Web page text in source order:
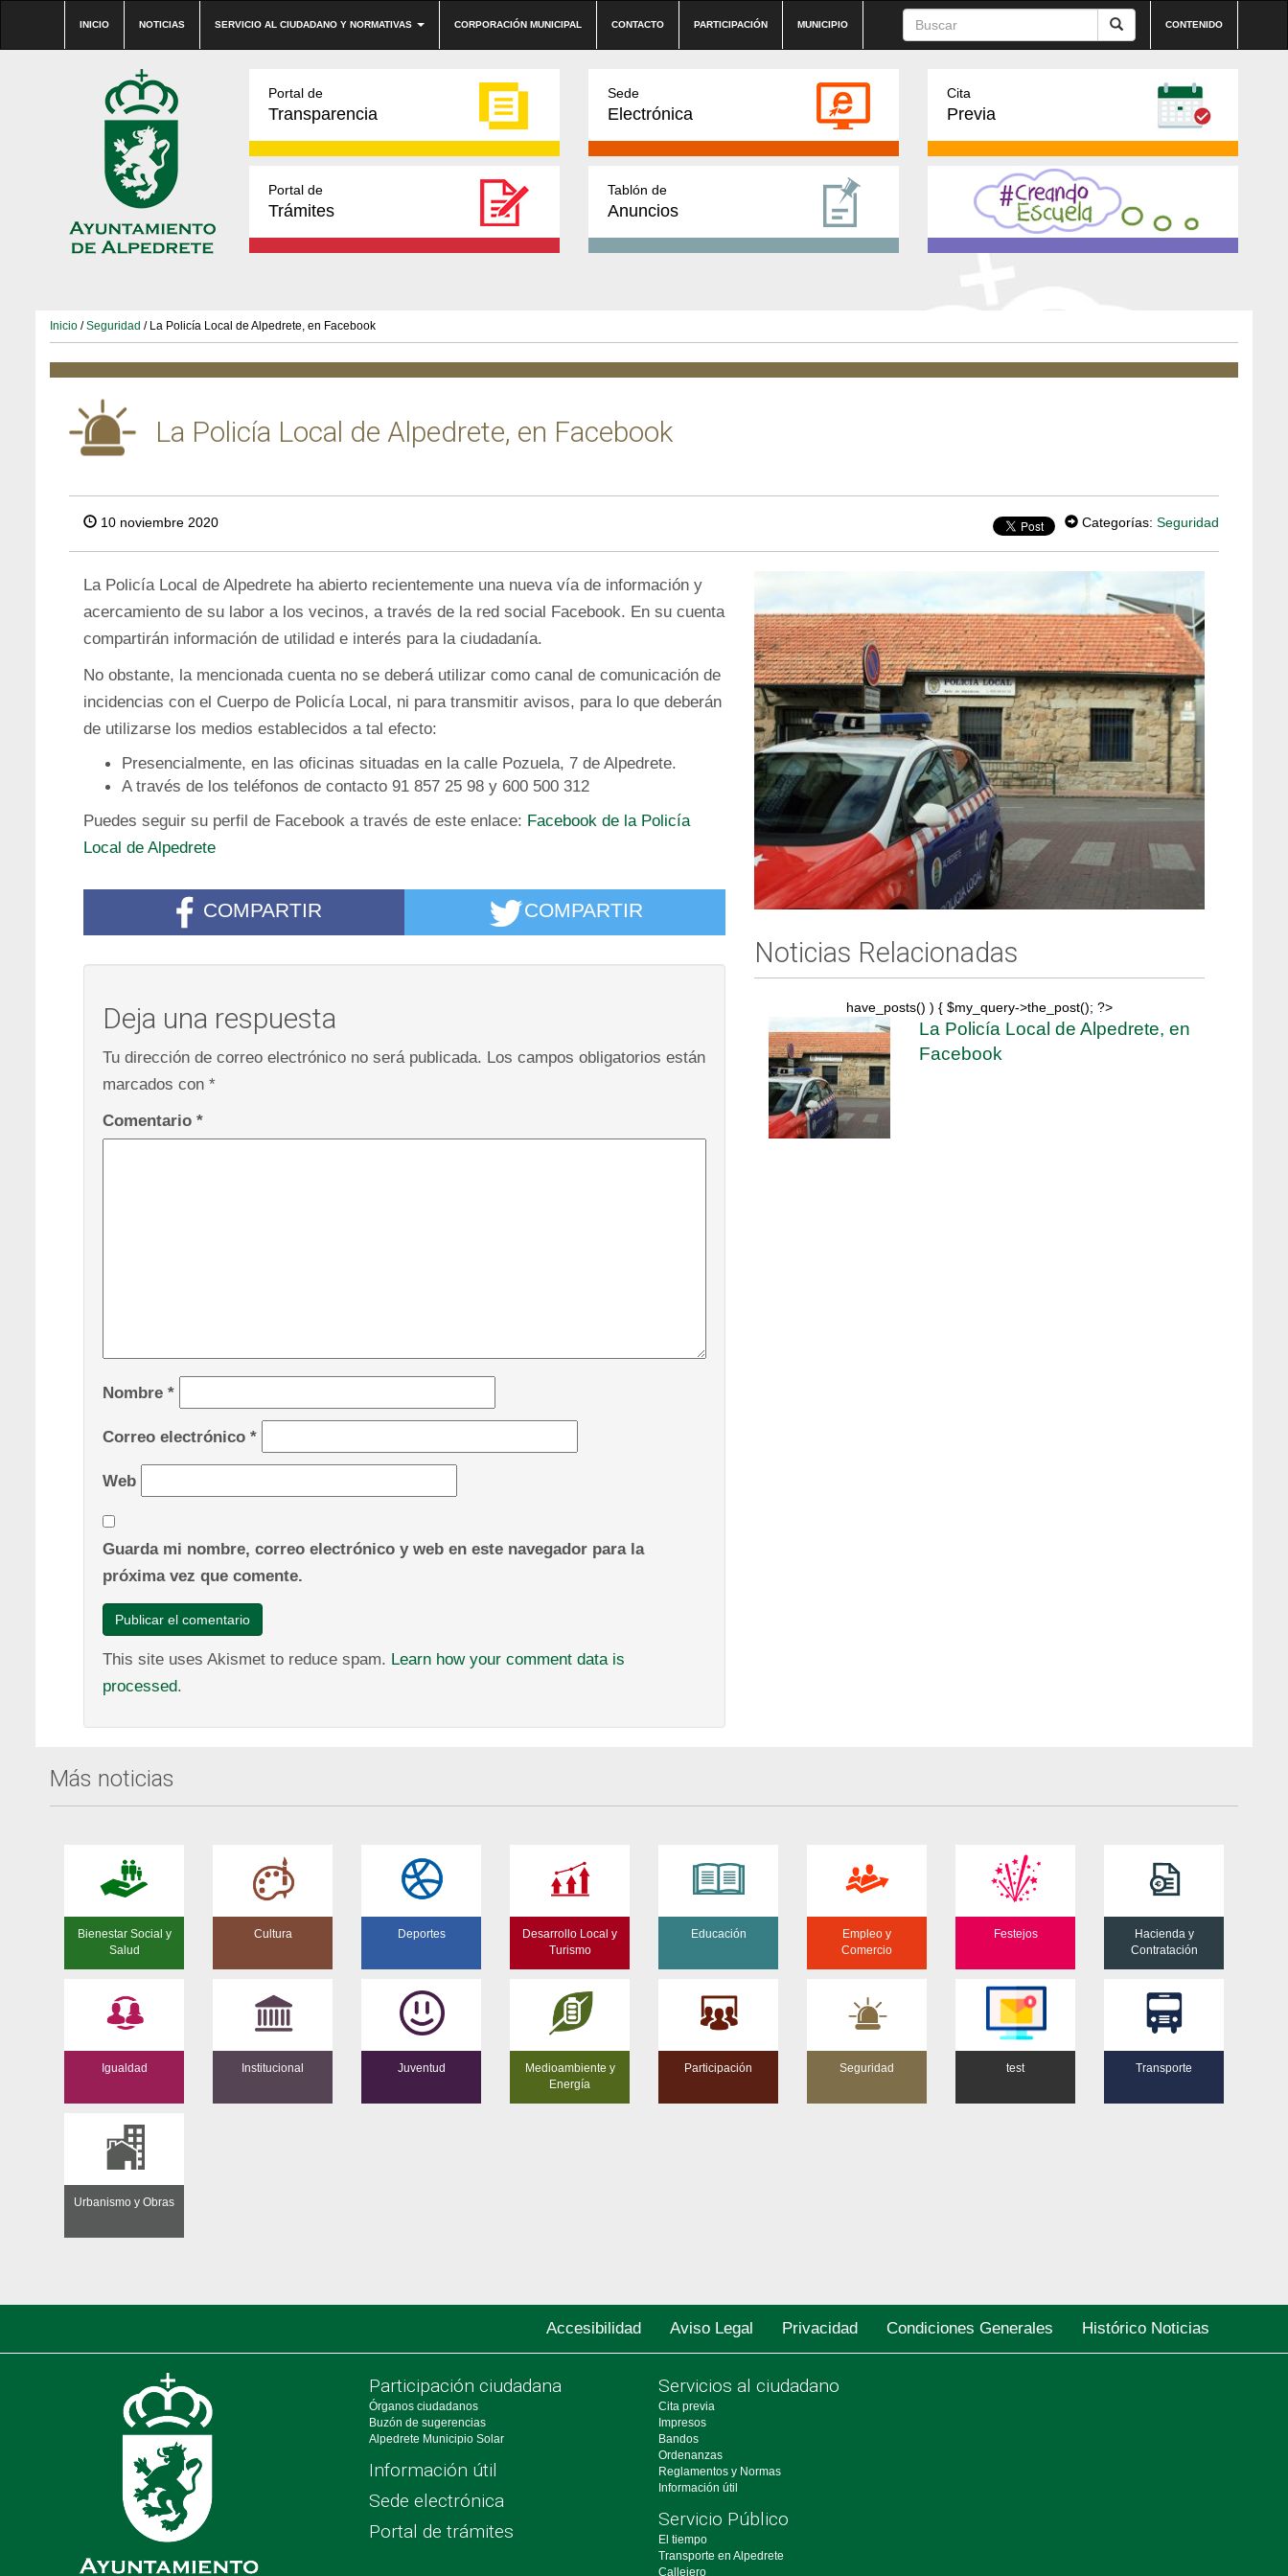
INICIO NOTICIAS SERVICIO AL CIUDADANO Y NORMATIVAS CORPORACIÓN MUNICIPAL CONTACTO PARTICIPACIÓN MUNICIPIO CONTENIDO
Portal de
Transparencia
Sede
Electrónica
Cita
Previa
Portal de
Trámites
Tablón de
Anuncios
Inicio /Seguridad / La Policía Local de Alpedrete, en Facebook
La Policía Local de Alpedrete, en Facebook
10 noviembre 2020 Categorías: Seguridad
La Policía Local de Alpedrete ha abierto recientemente una nueva vía de información y
acercamiento de su labor a los vecinos, a través de la red social Facebook. En su cuenta
compartirán información de utilidad e interés para la ciudadanía.
No obstante, la mencionada cuenta no se deberá utilizar como canal de comunicación de
incidencias con el Cuerpo de Policía Local, ni para transmitir avisos, para lo que deberán
de utilizarse los medios establecidos a tal efecto:
Presencialmente, en las oficinas situadas en la calle Pozuela, 7 de Alpedrete.
A través de los teléfonos de contacto 91 857 25 98 y 600 500 312
Puedes seguir su perfil de Facebook a través de este enlace: Facebook de la Policía
Local de Alpedrete
COMPARTIR COMPARTIR
Deja una respuesta
Tu dirección de correo electrónico no será publicada. Los campos obligatorios están
marcados con *
Comentario *
Nombre *
Correo electrónico *
Web
Guarda mi nombre, correo electrónico y web en este navegador para la
próxima vez que comente.
This site uses Akismet to reduce spam. Learn how your comment data is
processed.
Noticias Relacionadas
have_posts() ) { $my_query->the_post(); ?>
La Policía Local de Alpedrete, en
Facebook
Más noticias
Bienestar Social y
Salud
Cultura Deportes
Desarrollo Local y
Turismo
Educación
Empleo y
Comercio
Festejos
Hacienda y
Contratación
Igualdad Institucional Juventud
Medioambiente y
Energía
Participación Seguridad test Transporte
Urbanismo y Obras
Accesibilidad Aviso Legal Privacidad Condiciones Generales Histórico Noticias
Participación ciudadana
Órganos ciudadanos
Buzón de sugerencias
Alpedrete Municipio Solar
Información útil
Sede electrónica
Portal de trámites
Servicios al ciudadano
Cita previa
Impresos
Bandos
Ordenanzas
Reglamentos y Normas
Información útil
Servicio Público
El tiempo
Transporte en Alpedrete
Callejero